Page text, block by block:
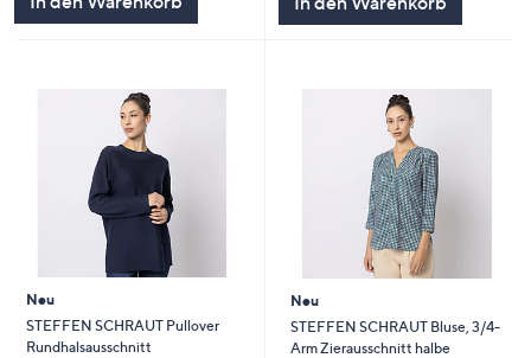
Neu
STEFFEN SCHRAUT Pullover
Rundhalsausschnitt
Neu
STEFFEN SCHRAUT Bluse, 3/4-
Arm Zierausschnitt halbe